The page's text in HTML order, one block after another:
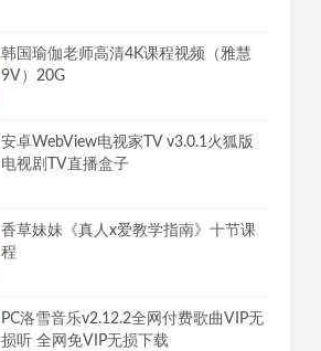
韩国瑜伽老师高清4K课程视频（雅慧
9V）20G
安卓WebView电视家TV v3.0.1火狐版
电视剧TV直播盒子
香草妹妹《真人x爱教学指南》十节课
程
PC洛雪音乐v2.12.2全网付费歌曲VIP无
损听 全网免VIP无损下载